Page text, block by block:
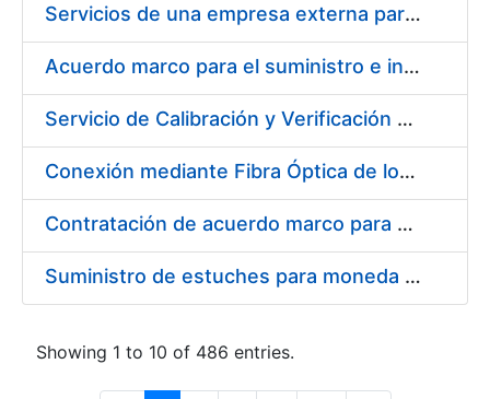
Servicios de una empresa externa para el asesoramiento y resolución de los recursos de alzada que se presentan relacionados con procesos de selección para la FNMT-RCM
Acuerdo marco para el suministro e instalación de persianas, estores y otros complementos
Servicio de Calibración y Verificación Externa de los Equipos de Medición del Servicio de Prevención de la FNMT-RCM
Conexión mediante Fibra Óptica de los Centros de Proceso de Datos (CPDs) de las sedes de la FNMT-RCM de Burgos y Madrid
Contratación de acuerdo marco para el Suministro de Material de Electricidad para la Fábrica Nacional de Moneda y Timbre-Real Casa de la Moneda en su centro de trabajo de Burgos
Suministro de estuches para moneda de 30 €
Showing 1 to 10 of 486 entries.